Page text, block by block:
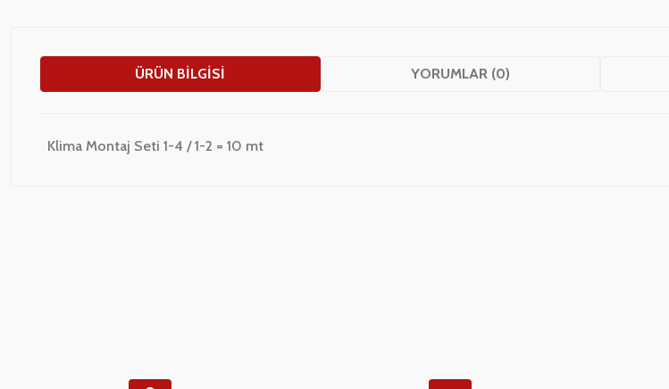
ÜRÜN BILGISI YORUMLAR (0)
Klima Montaj Seti 1-4 / 1-2 = 10 mt
Bu ürüne benzer farklı alternatifler olmalı.